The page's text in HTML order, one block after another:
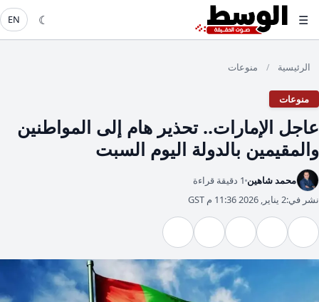
☰
☾
EN
الرئيسية / منوعات
منوعات
عاجل الإمارات.. تحذير هام إلى المواطنين
والمقيمين بالدولة اليوم السبت
محمد شاهين 1 دقيقة قراءة
نشر في:2 يناير, 2026 11:36 م GST